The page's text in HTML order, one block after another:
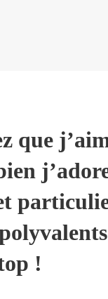
que
!